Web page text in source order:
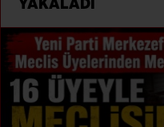
YAKALADI